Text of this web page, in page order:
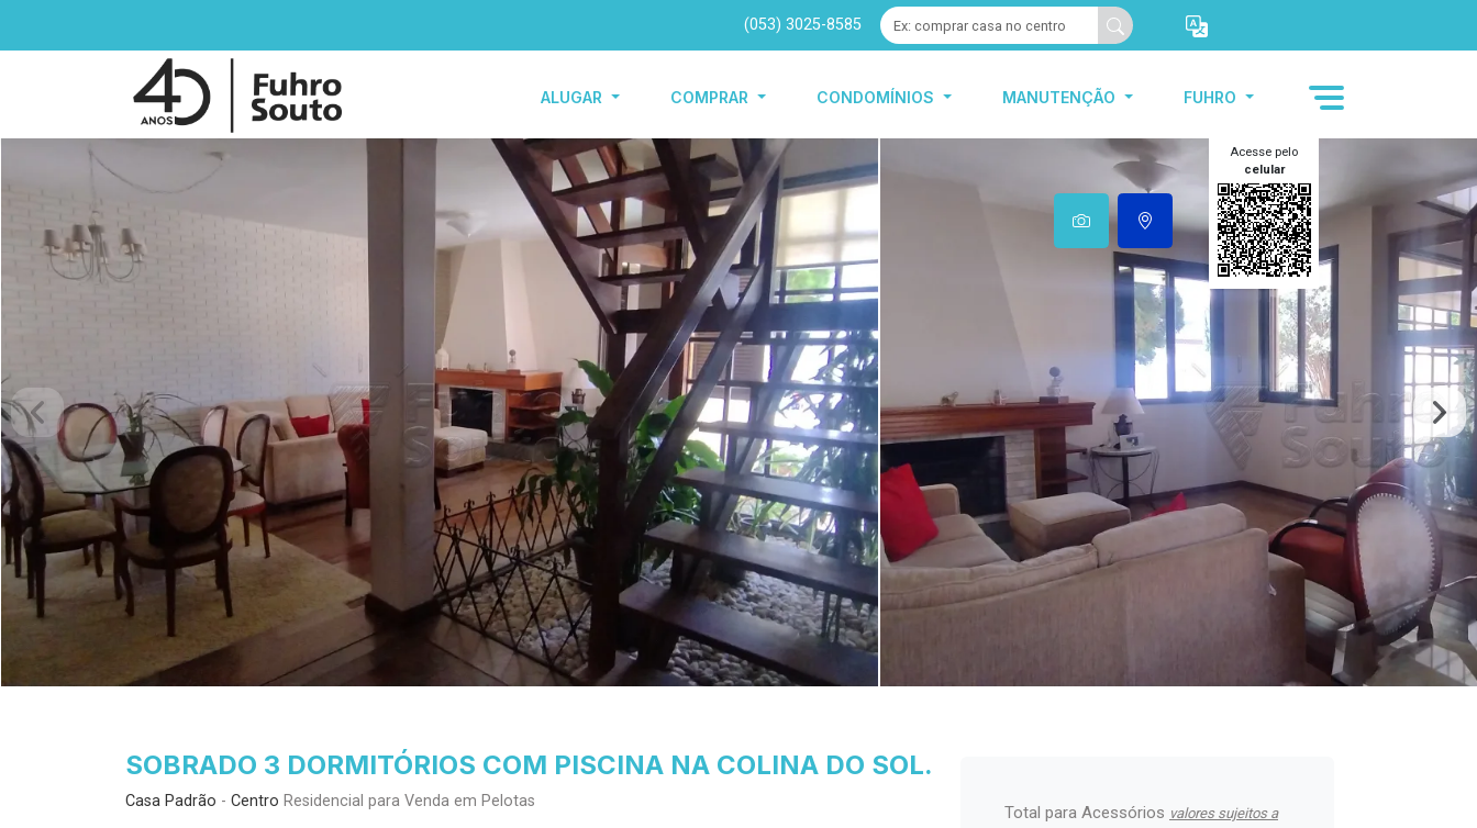
(053) 3025-8585
ALUGAR COMPRAR CONDOMÍNIOS MANUTENÇÃO FUHRO
Acesse pelo
celular
SOBRADO 3 DORMITÓRIOS COM PISCINA NA COLINA DO SOL.
Casa Padrão - Centro Residencial para Venda em Pelotas
Total para Acessórios valores sujeitos a